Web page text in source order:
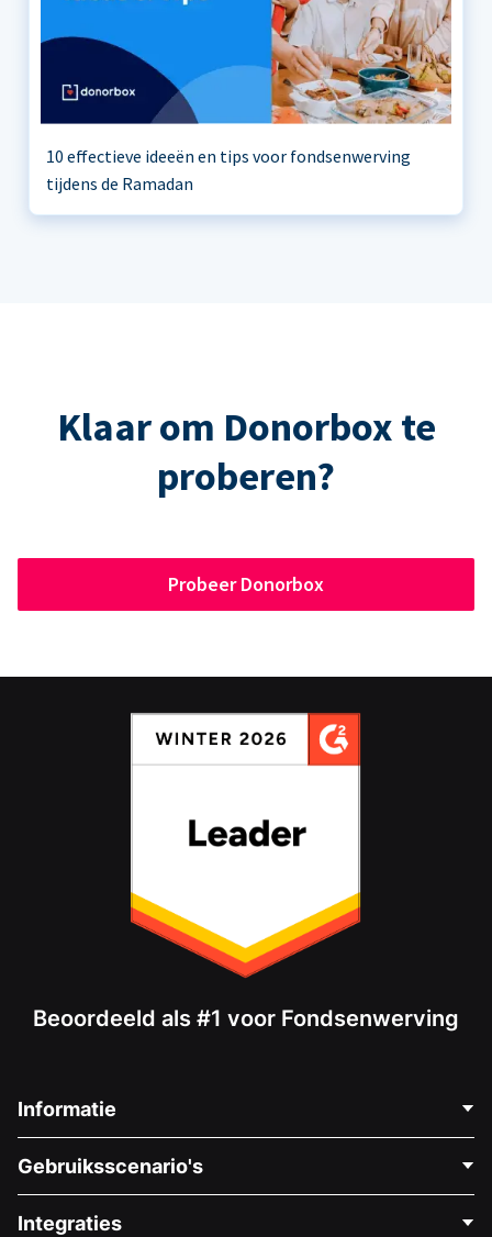
10 effectieve ideeën en tips voor fondsenwerving
tijdens de Ramadan
Klaar om Donorbox te
proberen?
Probeer Donorbox
Beoordeeld als #1 voor Fondsenwerving
Informatie
Over Ons
Gebruiksscenario's
Integraties